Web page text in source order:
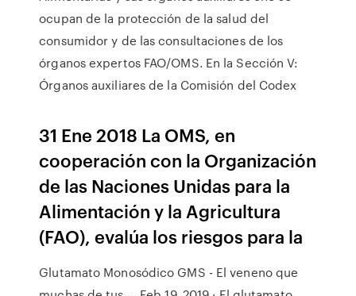
ocupan de la protección de la salud del
consumidor y de las consultaciones de los
órganos expertos FAO/OMS. En la Sección V:
Órganos auxiliares de la Comisión del Codex
31 Ene 2018 La OMS, en
cooperación con la Organización
de las Naciones Unidas para la
Alimentación y la Agricultura
(FAO), evalúa los riesgos para la
Glutamato Monosódico GMS - El veneno que